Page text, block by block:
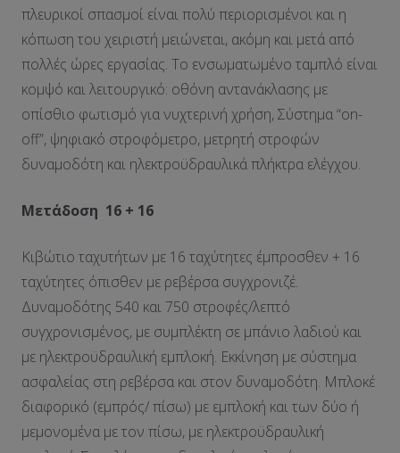
πλευρικοί σπασμοί είναι πολύ περιορισμένοι και η
κόπωση του χειριστή μειώνεται, ακόμη και μετά από
πολλές ώρες εργασίας. Το ενσωματωμένο ταμπλό είναι
κομψό και λειτουργικό: οθόνη αντανάκλασης με
οπίσθιο φωτισμό για νυχτερινή χρήση, Σύστημα “on-
off”, ψηφιακό στροφόμετρο, μετρητή στροφών
δυναμοδότη και ηλεκτροϋδραυλικά πλήκτρα ελέγχου.
Μετάδοση 16 + 16
Κιβώτιο ταχυτήτων με 16 ταχύτητες έμπροσθεν + 16
ταχύτητες όπισθεν με ρεβέρσα συγχρονιζέ.
Δυναμοδότης 540 και 750 στροφές/λεπτό
συγχρονισμένος, με συμπλέκτη σε μπάνιο λαδιού και
με ηλεκτροϋδραυλική εμπλοκή. Εκκίνηση με σύστημα
ασφαλείας στη ρεβέρσα και στον δυναμοδότη. Μπλοκέ
διαφορικό (εμπρός/ πίσω) με εμπλοκή και των δύο ή
μεμονομένα με τον πίσω, με ηλεκτροϋδραυλική